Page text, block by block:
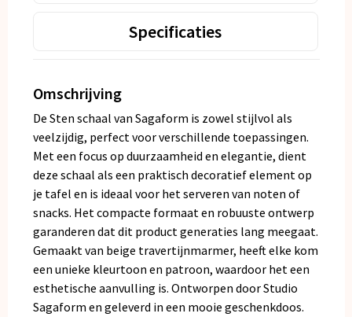
Specificaties
Omschrijving
De Sten schaal van Sagaform is zowel stijlvol als
veelzijdig, perfect voor verschillende toepassingen.
Met een focus op duurzaamheid en elegantie, dient
deze schaal als een praktisch decoratief element op
je tafel en is ideaal voor het serveren van noten of
snacks. Het compacte formaat en robuuste ontwerp
garanderen dat dit product generaties lang meegaat.
Gemaakt van beige travertijnmarmer, heeft elke kom
een unieke kleurtoon en patroon, waardoor het een
esthetische aanvulling is. Ontworpen door Studio
Sagaform en geleverd in een mooie geschenkdoos.